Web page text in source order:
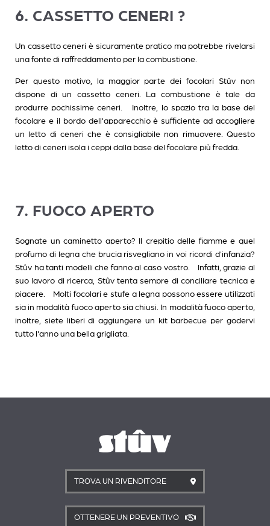
6. CASSETTO CENERI ?
Un cassetto ceneri è sicuramente pratico ma potrebbe rivelarsi
una fonte di raffreddamento per la combustione.
Per questo motivo, la maggior parte dei focolari Stûv non
dispone di un cassetto ceneri. La combustione è tale da
produrre pochissime ceneri. Inoltre, lo spazio tra la base del
focolare e il bordo dell'apparecchio è sufficiente ad accogliere
un letto di ceneri che è consigliabile non rimuovere. Questo
letto di ceneri isola i ceppi dalla base del focolare più fredda.
7. FUOCO APERTO
Sognate un caminetto aperto? Il crepitio delle fiamme e quel
profumo di legna che brucia risvegliano in voi ricordi d'infanzia?
Stûv ha tanti modelli che fanno al caso vostro. Infatti, grazie al
suo lavoro di ricerca, Stûv tenta sempre di conciliare tecnica e
piacere. Molti focolari e stufe a legna possono essere utilizzati
sia in modalità fuoco aperto sia chiusi. In modalità fuoco aperto,
inoltre, siete liberi di aggiungere un kit barbecue per godervi
tutto l'anno una bella grigliata.
TROVA UN RIVENDITORE
OTTENERE UN PREVENTIVO